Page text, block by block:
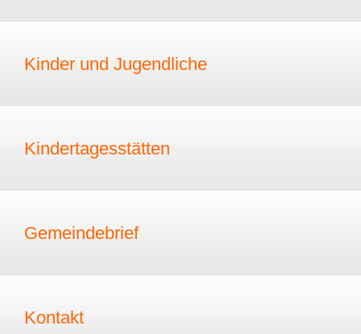
Kinder und Jugendliche
Kindertagesstätten
Gemeindebrief
Kontakt